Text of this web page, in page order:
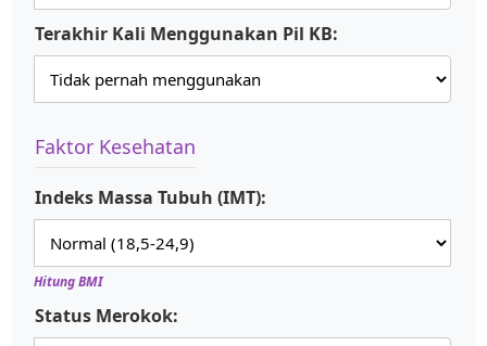
Terakhir Kali Menggunakan Pil KB:
Faktor Kesehatan
Indeks Massa Tubuh (IMT):
Hitung BMI
Status Merokok: